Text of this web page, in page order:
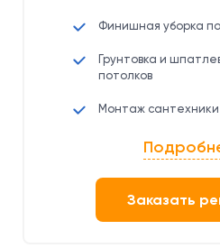
Финишная уборка
Грунтовка и
потолков
Монтаж сантехники
Заказать